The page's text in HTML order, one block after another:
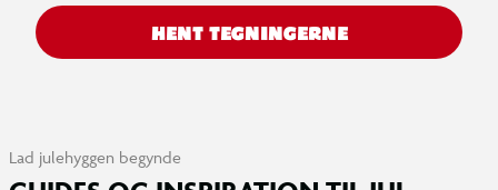
HENT TEGNINGERNE
Lad julehyggen begynde